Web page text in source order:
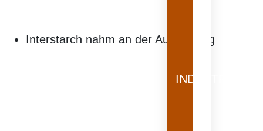
INDUSTRIE
Interstarch nahm an der Ausstellung